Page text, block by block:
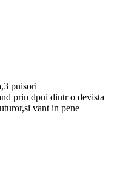
puisori
prin dpui dintr o devista
vant in pene